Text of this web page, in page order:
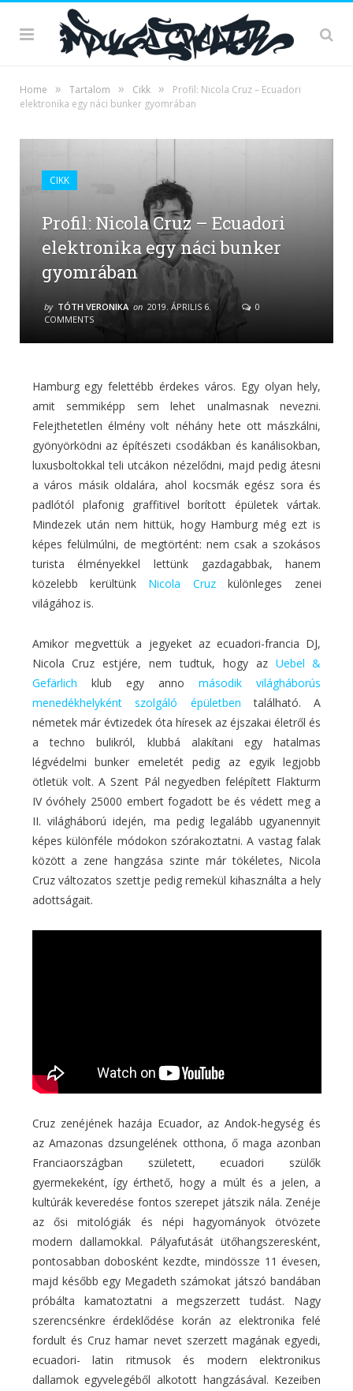
Home » Tartalom » Cikk »
Profil: Nicola Cruz – Ecuadori
elektronika egy náci bunker gyomrában
CIKK
Profil: Nicola Cruz – Ecuadori
elektronika egy náci bunker
gyomrában
by TÓTH VERONIKA on 2019. ÁPRILIS 6.
0
COMMENTS
Hamburg egy felettébb érdekes város. Egy olyan hely,
amit semmiképp sem lehet unalmasnak nevezni.
Felejthetetlen élmény volt néhány hete ott mászkálni,
gyönyörködni az építészeti csodákban és kanálisokban,
luxusboltokkal teli utcákon nézelődni, majd pedig átesni
a város másik oldalára, ahol kocsmák egész sora és
padlótól plafonig graffitivel borított épületek vártak.
Mindezek után nem hittük, hogy Hamburg még ezt is
képes felülmúlni, de megtörtént: nem csak a szokásos
turista élményekkel lettünk gazdagabbak, hanem
közelebb kerültünk Nicola Cruzkülönleges zenei
világához is.
Amikor megvettük a jegyeket az ecuadori-francia DJ,
Nicola Cruz estjére, nem tudtuk, hogy az Uebel &
Gefärlich klub egy annomásodik világháborús
menedékhelyként szolgáló épületben található. A
németek már évtizedek óta híresek az éjszakai életről és
a techno bulikról, klubbá alakítani egy hatalmas
légvédelmi bunker emeletét pedig az egyik legjobb
ötletük volt. A Szent Pál negyedben felépített Flakturm
IV óvóhely 25000 embert fogadott be és védett meg a
II. világháború idején, ma pedig legalább ugyanennyit
képes különféle módokon szórakoztatni. A vastag falak
között a zene hangzása szinte már tökéletes, Nicola
Cruz változatos szettje pedig remekül kihasználta a hely
adottságait.
Cruz zenéjének hazája Ecuador, az Andok-hegység és
az Amazonas dzsungelének otthona, ő maga azonban
Franciaországban született, ecuadori szülők
gyermekeként, így érthető, hogy a múlt és a jelen, a
kultúrák keveredése fontos szerepet játszik nála. Zenéje
az ősi mitológiák és népi hagyományok ötvözete
modern dallamokkal. Pályafutását ütőhangszeresként,
pontosabban dobosként kezdte, mindössze 11 évesen,
majd később egy Megadeth számokat játszó bandában
próbálta kamatoztatni a megszerzett tudást. Nagy
szerencsénkre érdeklődése korán az elektronika felé
fordult és Cruz hamar nevet szerzett magának egyedi,
ecuadori- latin ritmusok és modern elektronikus
dallamok egyvelegéből alkotott hangzásával. Kezeiben